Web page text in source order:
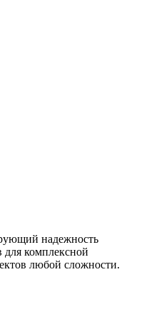
надежность
комплексной
любой сложности.